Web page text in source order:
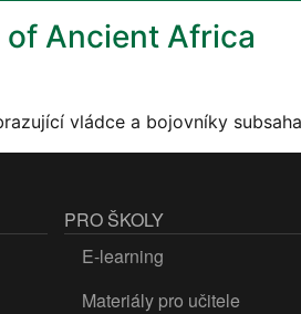
Ancient Africa
vládce a bojovníky
PRO ŠKOLY
E-learning
Materiály pro učitele